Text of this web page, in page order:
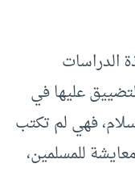
الدراسات
عليها في
فهي لم تكتب
للمسلمين،